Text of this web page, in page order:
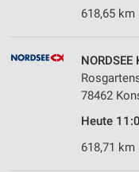
618,65 km
78462
Heute
618,71 km